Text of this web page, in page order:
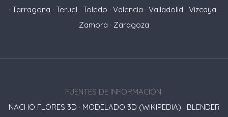
· Tarragona · Teruel · Toledo · Valencia · Valladolid · Vizcaya ·
Zamora · Zaragoza
FUENTES DE INFORMACIÓN:
NACHO FLORES 3D · MODELADO 3D (WIKIPEDIA) · BLENDER